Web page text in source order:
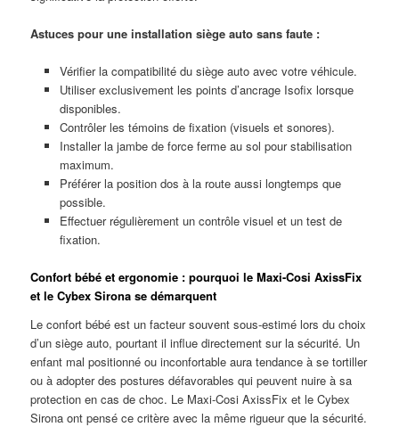
Astuces pour une installation siège auto sans faute :
Vérifier la compatibilité du siège auto avec votre véhicule.
Utiliser exclusivement les points d’ancrage Isofix lorsque
disponibles.
Contrôler les témoins de fixation (visuels et sonores).
Installer la jambe de force ferme au sol pour stabilisation
maximum.
Préférer la position dos à la route aussi longtemps que
possible.
Effectuer régulièrement un contrôle visuel et un test de
fixation.
Confort bébé et ergonomie : pourquoi le Maxi-Cosi AxissFix
et le Cybex Sirona se démarquent
Le confort bébé est un facteur souvent sous-estimé lors du choix
d’un siège auto, pourtant il influe directement sur la sécurité. Un
enfant mal positionné ou inconfortable aura tendance à se tortiller
ou à adopter des postures défavorables qui peuvent nuire à sa
protection en cas de choc. Le Maxi-Cosi AxissFix et le Cybex
Sirona ont pensé ce critère avec la même rigueur que la sécurité.